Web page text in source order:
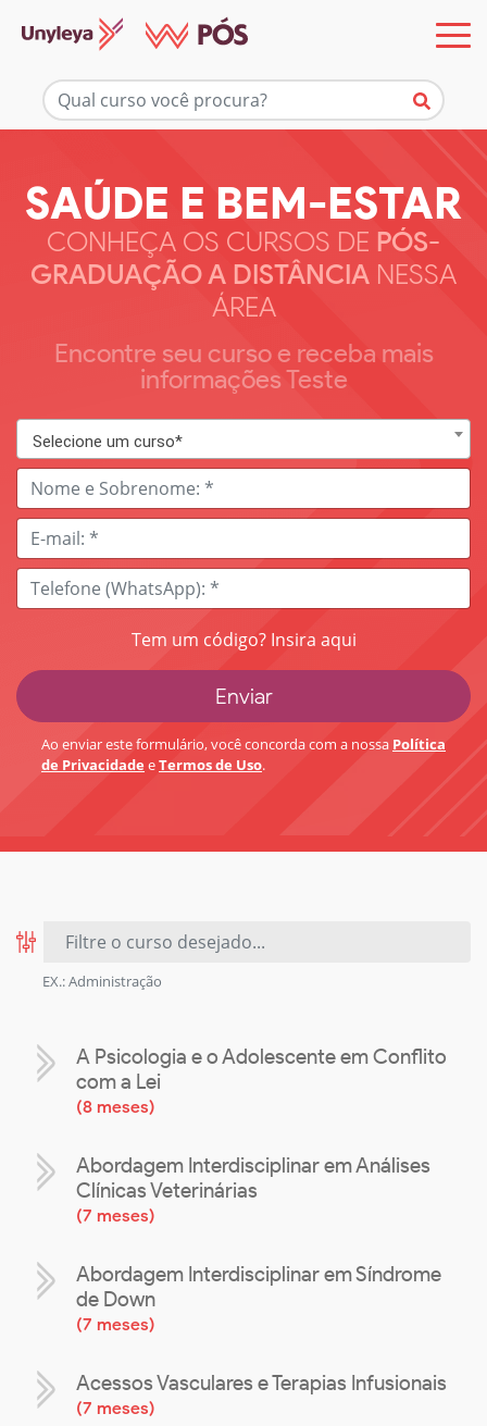
SAÚDE E BEM-ESTAR
CONHEÇA OS CURSOS DE PÓS-
GRADUAÇÃO A DISTÂNCIA NESSA
ÁREA
Encontre seu curso e receba mais
informações Teste
Selecione um curso*
Tem um código? Insira aqui
Ao enviar este formulário, você concorda com a nossa Política
de Privacidade eTermos de Uso.
EX.: Administração
A Psicologia e o Adolescente em Conflito
com a Lei
(8 meses)
Abordagem Interdisciplinar em Análises
Clínicas Veterinárias
(7 meses)
Abordagem Interdisciplinar em Síndrome
de Down
(7 meses)
Acessos Vasculares e Terapias Infusionais
(7 meses)